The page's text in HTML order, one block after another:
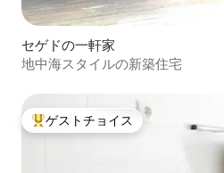
セゲドの一軒家
地中海スタイルの新築住宅
大好評のゲストチョイスです。
ゲストチョイス